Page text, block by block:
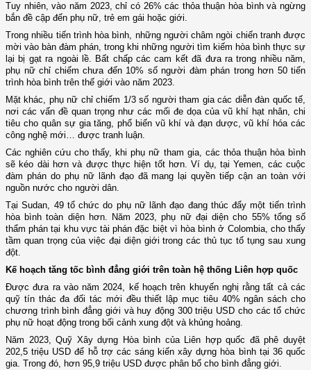
Tuy nhiên, vào năm 2023, chỉ có 26% các thỏa thuận hòa bình và ngừng
bắn đề cập đến phụ nữ, trẻ em gái hoặc giới.
Trong nhiều tiến trình hòa bình, những người châm ngòi chiến tranh được
mời vào bàn đàm phán, trong khi những người tìm kiếm hòa bình thực sự
lại bị gạt ra ngoài lề. Bất chấp các cam kết đã đưa ra trong nhiều năm,
phụ nữ chỉ chiếm chưa đến 10% số người đàm phán trong hơn 50 tiến
trình hòa bình trên thế giới vào năm 2023.
Mặt khác, phụ nữ chỉ chiếm 1/3 số người tham gia các diễn đàn quốc tế,
nơi các vấn đề quan trọng như các mối đe dọa của vũ khí hạt nhân, chi
tiêu cho quân sự gia tăng, phổ biến vũ khí và đạn dược, vũ khí hóa các
công nghệ mới… được tranh luận.
Các nghiên cứu cho thấy, khi phụ nữ tham gia, các thỏa thuận hòa bình
sẽ kéo dài hơn và được thực hiện tốt hơn. Ví dụ, tại Yemen, các cuộc
đàm phán do phụ nữ lãnh đạo đã mang lại quyền tiếp cận an toàn với
nguồn nước cho người dân.
Tại Sudan, 49 tổ chức do phụ nữ lãnh đạo đang thúc đẩy một tiến trình
hòa bình toàn diện hơn. Năm 2023, phụ nữ đại diện cho 55% tổng số
thẩm phán tại khu vực tài phán đặc biệt vì hòa bình ở Colombia, cho thấy
tầm quan trọng của việc đại diện giới trong các thủ tục tố tụng sau xung
đột.
Kế hoạch tăng tốc bình đẳng giới trên toàn hệ thống Liên hợp quốc
Được đưa ra vào năm 2024, kế hoạch trên khuyến nghị rằng tất cả các
quỹ tín thác đa đối tác mới đều thiết lập mục tiêu 40% ngân sách cho
chương trình bình đẳng giới và huy động 300 triệu USD cho các tổ chức
phụ nữ hoạt động trong bối cảnh xung đột và khủng hoảng.
Năm 2023, Quỹ Xây dựng Hòa bình của Liên hợp quốc đã phê duyệt
202,5 triệu USD để hỗ trợ các sáng kiến xây dựng hòa bình tại 36 quốc
gia. Trong đó, hơn 95,9 triệu USD được phân bổ cho bình đẳng giới.